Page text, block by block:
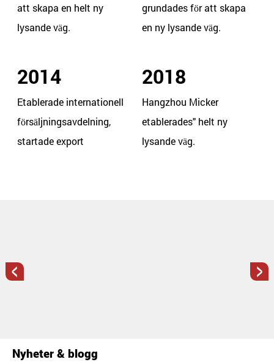
att skapa en helt ny
lysande väg.
grundades för att skapa
en ny lysande väg.
2014
Etablerade internationell
försäljningsavdelning,
startade export
2018
Hangzhou Micker
etablerades" helt ny
lysande väg.
< >
Nyheter & blogg